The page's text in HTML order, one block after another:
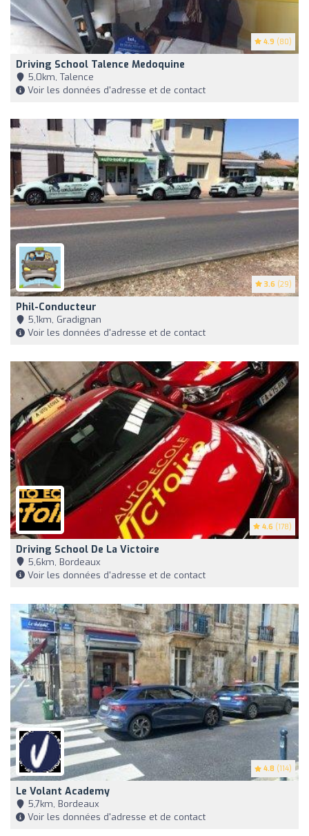
4.9 (80)
Driving School Talence Medoquine
5,0km, Talence
Voir les données d'adresse et de contact
3.6 (29)
Phil-Conducteur
5,1km, Gradignan
Voir les données d'adresse et de contact
4.6 (178)
Driving School De La Victoire
5,6km, Bordeaux
Voir les données d'adresse et de contact
4.8 (114)
Le Volant Academy
5,7km, Bordeaux
Voir les données d'adresse et de contact